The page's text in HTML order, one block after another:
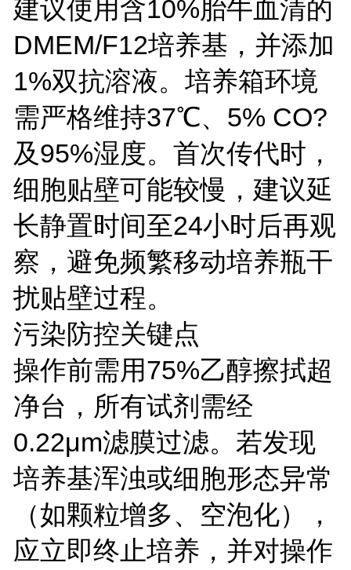
建议使用含10%胎牛血清的
DMEM/F12培养基，并添加
1%双抗溶液。培养箱环境
需严格维持37℃、5% CO?
及95%湿度。首次传代时，
细胞贴壁可能较慢，建议延
长静置时间至24小时后再观
察，避免频繁移动培养瓶干
扰贴壁过程。
污染防控关键点
操作前需用75%乙醇擦拭超
净台，所有试剂需经
0.22μm滤膜过滤。若发现
培养基浑浊或细胞形态异常
（如颗粒增多、空泡化），
应立即终止培养，并对操作